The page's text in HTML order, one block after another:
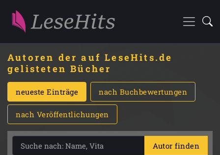
Autoren der auf LeseHits.de
gelisteten Bücher
neueste Einträge nach Buchbewertungen
nach Veröffentlichungen
Autor finden